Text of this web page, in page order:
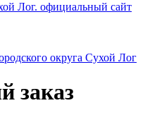
Лог. официальный сайт
округа Сухой Лог
заказ